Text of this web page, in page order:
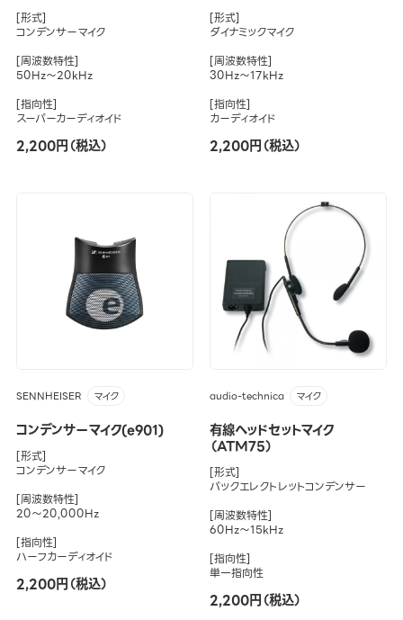
[形式]
コンデンサーマイク
[周波数特性]
50Hz～20kHz
[指向性]
スーパーカーディオイド
2,200円（税込）
[形式]
ダイナミックマイク
[周波数特性]
30Hz～17kHz
[指向性]
カーディオイド
2,200円（税込）
SENNHEISER マイク
コンデンサーマイク(e901)
[形式]
コンデンサーマイク
[周波数特性]
20～20,000Hz
[指向性]
ハーフカーディオイド
2,200円（税込）
audio-technica マイク
有線ヘッドセットマイク
（ATM75）
[形式]
バックエレクトレットコンデンサー
[周波数特性]
60Hz～15kHz
[指向性]
単一指向性
2,200円（税込）